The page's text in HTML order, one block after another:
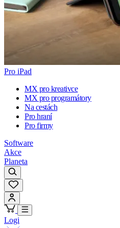
Pro iPad
MX pro kreativce
MX pro programátory
Na cestách
Pro hraní
Pro firmy
Software
Akce
Planeta
Logi